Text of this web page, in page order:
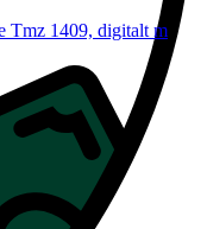
Tmz 1409, digitalt m